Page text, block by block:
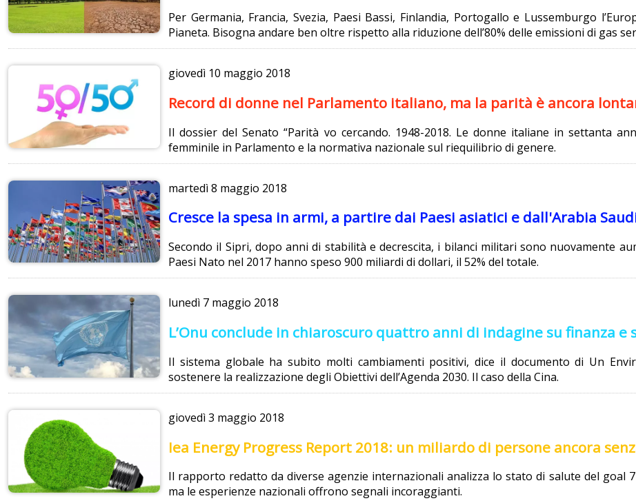
Per Germania, Francia, Svezia, Paesi Bassi, Finlandia, Portogallo e Lussemburgo
Pianeta. Bisogna andare ben oltre rispetto alla riduzione dell’80% delle emissioni di gas
giovedì 10 maggio 2018
Record di donne nel Parlamento italiano, ma la parità è ancora
Il dossier del Senato “Parità vo cercando. 1948-2018. Le donne italiane in settanta
femminile in Parlamento e la normativa nazionale sul riequilibrio di genere.
martedì8 maggio 2018
Cresce la spesa in armi, a partire dai Paesi asiatici e dall'Arabia
Secondo il Sipri, dopo anni di stabilità e decrescita, i bilanci militari sono nuovamente
Paesi Nato nel 2017 hanno speso 900 miliardi di dollari, il 52% del totale.
lunedì 7 maggio 2018
L’Onu conclude in chiaroscuro quattro anni di indagine su finanza
Il sistema globale ha subito molti cambiamenti positivi, dice il documento di Un
sostenere la realizzazione degli Obiettivi dell’Agenda 2030. Il caso della Cina.
giovedì3 maggio 2018
Iea Energy Progress Report 2018: un miliardo di persone ancora
Il rapporto redatto da diverse agenzie internazionali analizza lo stato di salute del goal
ma le esperienze nazionali offrono segnali incoraggianti.